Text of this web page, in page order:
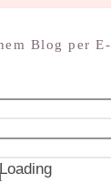
Blog per E-